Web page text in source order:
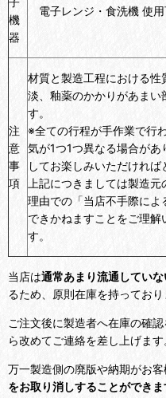
機
器
電子レンジ・食洗機 使
注
意
事
項
材質と製造工程における
淡、釉薬のかかりがあまい
す。
※全ての行程が手作業で行
気が1つ1つ異なる場合が
してお楽しみいただければ
上記につきましては製造
理由での「当店不手際に
できかねますことをご理解
す。
当店は通常あまり流通してい
るため、原則在庫を持っており
ご注文後に製造者へ在庫の確
ら改めてご連絡を差し上げます
万一製造側の廃版や納期がお
をお取り消しすることができま